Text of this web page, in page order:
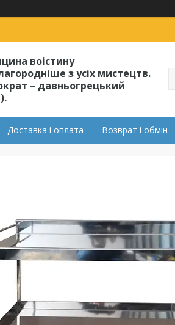
воістину
з усіх мистецтв.
– давньогрецький
Доставка і оплата Возврат і обмін